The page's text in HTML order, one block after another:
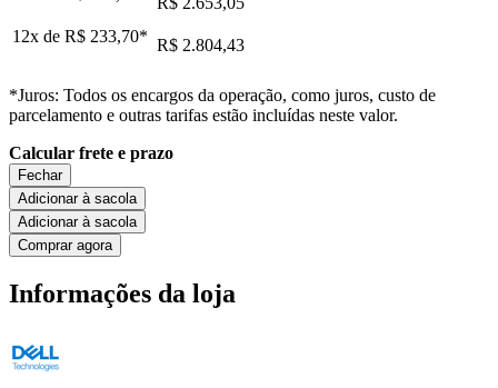
12x de R$ 233,70* R$ 2.804,43
*Juros: Todos os encargos da operação, como juros, custo de
parcelamento e outras tarifas estão incluídas neste valor.
Calcular frete e prazo
Fechar
Adicionar à sacola
Adicionar à sacola
Comprar agora
Informações da loja